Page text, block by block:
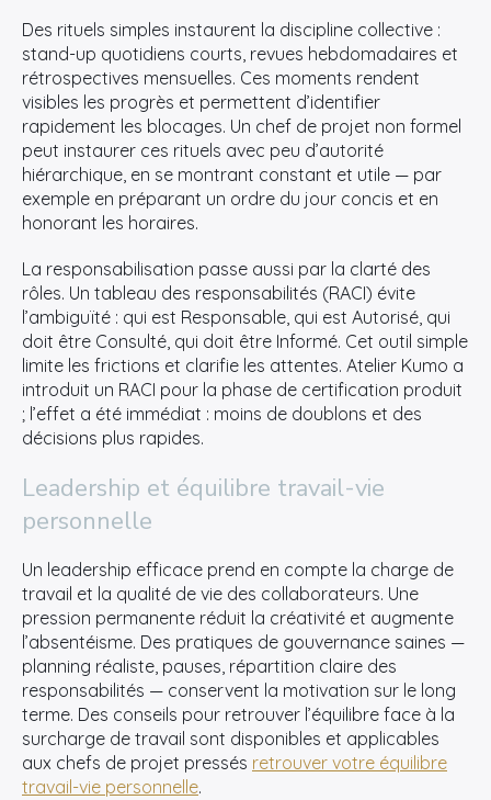
Des rituels simples instaurent la discipline collective :
stand-up quotidiens courts, revues hebdomadaires et
rétrospectives mensuelles. Ces moments rendent
visibles les progrès et permettent d’identifier
rapidement les blocages. Un chef de projet non formel
peut instaurer ces rituels avec peu d’autorité
hiérarchique, en se montrant constant et utile — par
exemple en préparant un ordre du jour concis et en
honorant les horaires.
La responsabilisation passe aussi par la clarté des
rôles. Un tableau des responsabilités (RACI) évite
l’ambiguïté : qui est Responsable, qui est Autorisé, qui
doit être Consulté, qui doit être Informé. Cet outil simple
limite les frictions et clarifie les attentes. Atelier Kumo a
introduit un RACI pour la phase de certification produit
; l’effet a été immédiat : moins de doublons et des
décisions plus rapides.
Leadership et équilibre travail-vie
personnelle
Un leadership efficace prend en compte la charge de
travail et la qualité de vie des collaborateurs. Une
pression permanente réduit la créativité et augmente
l’absentéisme. Des pratiques de gouvernance saines —
planning réaliste, pauses, répartition claire des
responsabilités — conservent la motivation sur le long
terme. Des conseils pour retrouver l’équilibre face à la
surcharge de travail sont disponibles et applicables
aux chefs de projet pressés retrouver votre équilibre
travail-vie personnelle.
Rechercher
: